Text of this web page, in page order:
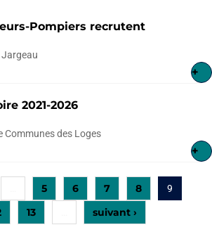
Pompiers recrutent
Jargeau
+
2021-2026
Communes des Loges
+
5 6 7 8 9
13 suivant ›